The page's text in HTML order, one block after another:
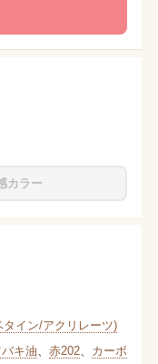
カラー
イン/アクリレーツ)
バキ油 赤202、 カーボ